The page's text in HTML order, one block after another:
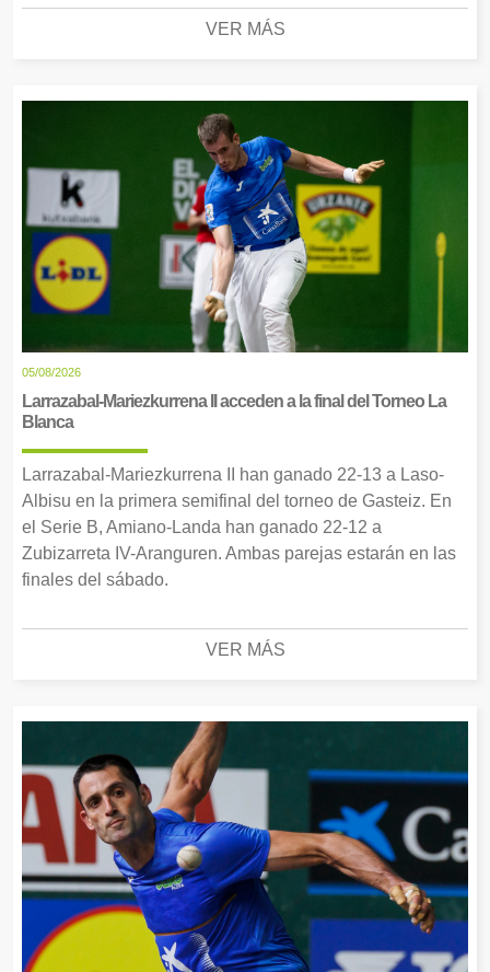
VER MÁS
05/08/2026
Larrazabal-Mariezkurrena II acceden a la final del Torneo La
Blanca
Larrazabal-Mariezkurrena II han ganado 22-13 a Laso-
Albisu en la primera semifinal del torneo de Gasteiz. En
el Serie B, Amiano-Landa han ganado 22-12 a
Zubizarreta IV-Aranguren. Ambas parejas estarán en las
finales del sábado.
VER MÁS